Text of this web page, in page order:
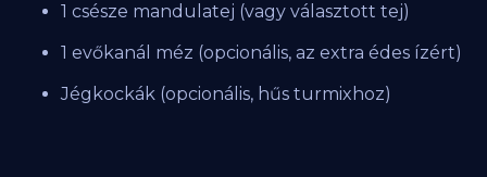
1 csésze mandulatej (vagy választott tej)
1 evőkanál méz (opcionális, az extra édes ízért)
Jégkockák (opcionális, hűs turmixhoz)